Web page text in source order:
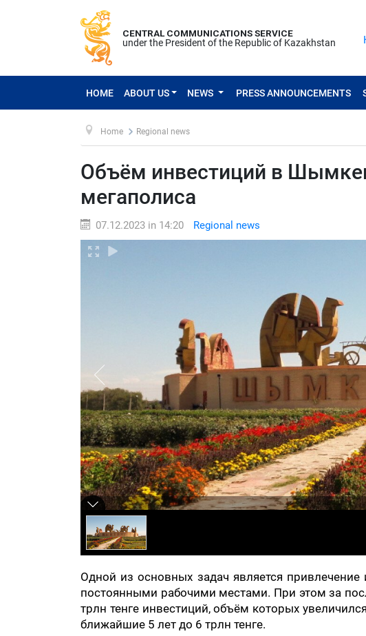
CENTRAL COMMUNICATIONS SERVICE
under the President of the Republic of Kazakhstan
HOME ABOUT US NEWS PRESS ANNOUNCEMENTS
Home Regional news
Объём инвестиций в
мегаполиса
07.12.2023 in 14:20 Regional news
Одной из основных задач является
постоянными рабочими местами. При этом за
трлн тенге инвестиций, объём которых
ближайшие 5 лет до 6 трлн тенге.